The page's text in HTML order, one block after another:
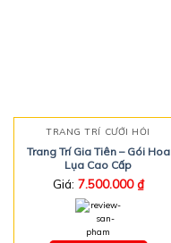
TRANG TRÍ CƯỚI HỎI
Trang Trí Gia Tiên – Gói Hoa
Lụa Cao Cấp
Giá: 7.500.000₫